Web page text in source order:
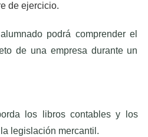
de ejercicio.
podrá comprender el
de una empresa durante un
los libros contables y los
legislación mercantil.